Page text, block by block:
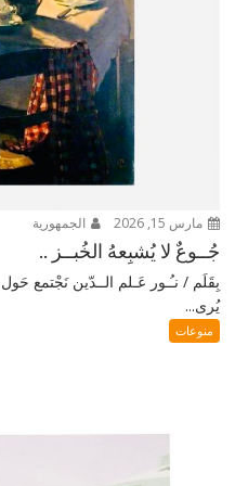
مارس 15, 2026 الجمهورية
جُــوعٌ لا يُشبِعهُ الخُبــز ..
بِقَلَم / نـُـور عَـلم الــدّين نَجْتمع
يُرى...
منوعات